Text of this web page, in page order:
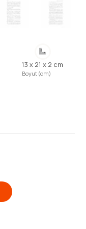
13 x 21 x 2 cm
Boyut (cm)